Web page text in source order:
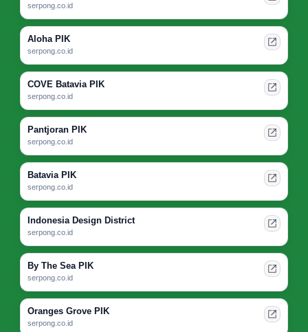
serpong.co.id
Aloha PIK
serpong.co.id
COVE Batavia PIK
serpong.co.id
Pantjoran PIK
serpong.co.id
Batavia PIK
serpong.co.id
Indonesia Design District
serpong.co.id
By The Sea PIK
serpong.co.id
Oranges Grove PIK
serpong.co.id